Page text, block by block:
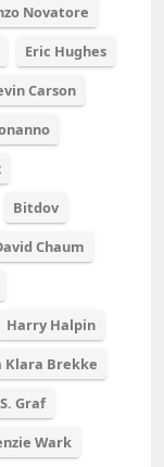
Novatore
Eric Hughes
Carson
Bitdov
Chaum
Harry Halpin
Klara Brekke
Graf
Wark